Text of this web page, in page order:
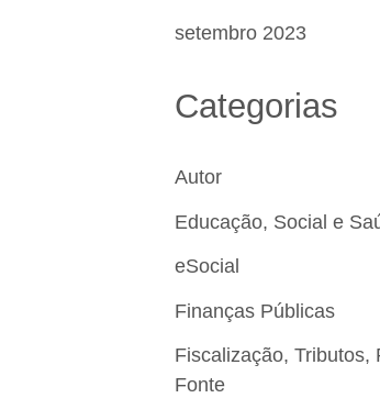
setembro 2023
Categorias
Autor
Educação, Social e
eSocial
Finanças Públicas
Fiscalização, Tributos,
Fonte